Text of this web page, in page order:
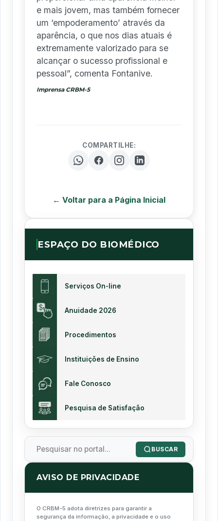
e mais jovem, mas também fornecer
um ‘empoderamento’ através da
aparência, o que nos dias atuais é
extremamente valorizado para se
alcançar o sucesso profissional e
pessoal”, comenta Fontanive.
Imprensa CRBM-5
COMPARTILHE:
← Voltar para a Página Inicial
ESPAÇO DO BIOMÉDICO
Serviços On-line
Anuidade 2026
Procedimentos
Instituições de Ensino
Fale Conosco
Pesquisa de Satisfação
BUSCAR
AVISO DE PRIVACIDADE
O CRBM-5 adota diretrizes para garantir a
segurança da informação, a privacidade e o uso